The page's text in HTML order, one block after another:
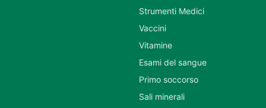
Strumenti Medici
Vaccini
Vitamine
Esami del sangue
Primo soccorso
Sali minerali